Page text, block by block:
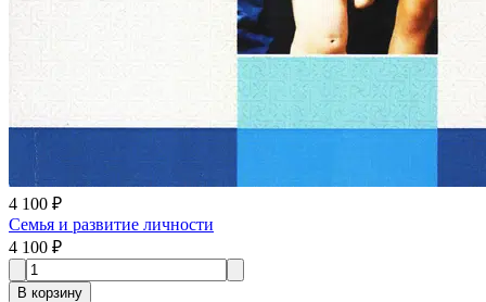
4 100 ₽
Семья и развитие личности
4 100 ₽
В корзину